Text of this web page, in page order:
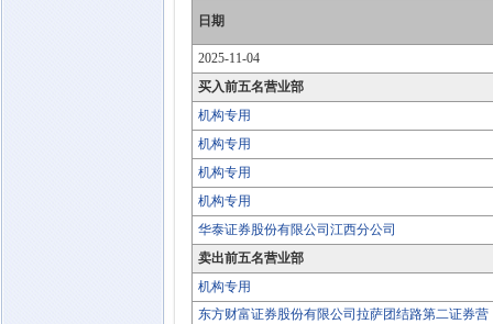
日期
2025-11-04
买入前五名营业部
机构专用
机构专用
机构专用
机构专用
华泰证券股份有限公司江西分公司
卖出前五名营业部
机构专用
东方财富证券股份有限公司拉萨团结路第二证券营